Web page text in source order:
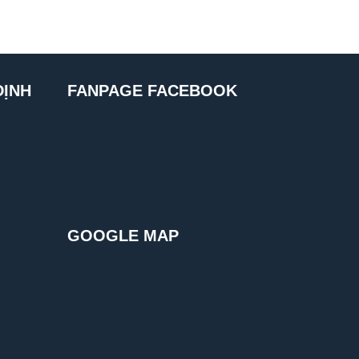
FANPAGE FACEBOOK
GOOGLE MAP